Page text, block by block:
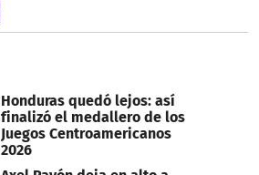
Honduras quedó lejos: así
finalizó el medallero de los
Juegos Centroamericanos
2026